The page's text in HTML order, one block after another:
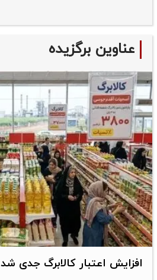
عناوین برگزیده
افزایش اعتبار کالابرگ جدی شد